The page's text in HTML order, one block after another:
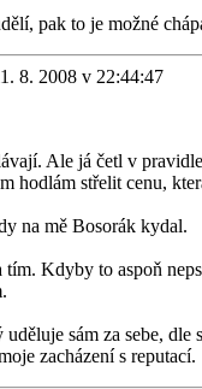
pak to je možné
8. 2008 v 22:44:47
Ale já četl v
hodlám střelit cenu,
na mě Bosorák kydal.
Kdyby to aspoň
sám za sebe,
zacházení s reputací.